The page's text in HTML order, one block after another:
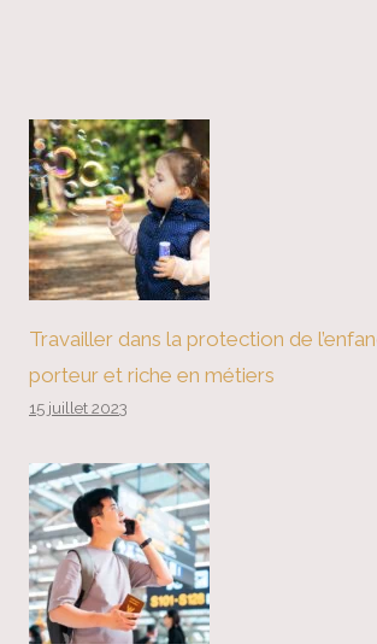
Travailler dans la protection de
porteur et riche en métiers
15 juillet 2023